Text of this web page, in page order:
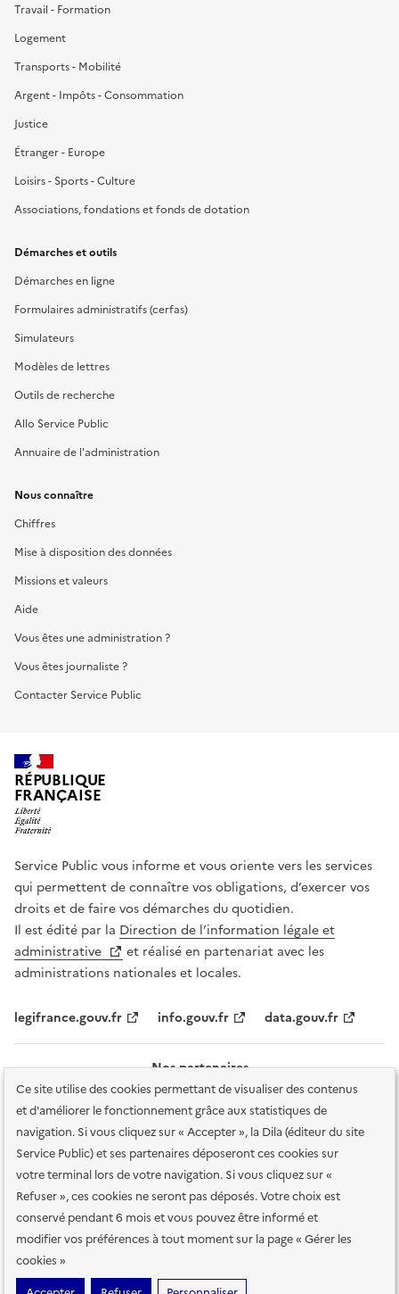
Ce site utilise des cookies permettant de visualiser des contenus
et d'améliorer le fonctionnement grâce aux statistiques de
navigation. Si vous cliquez sur « Accepter », la Dila (éditeur du site
Service Public) et ses partenaires déposeront ces cookies sur
votre terminal lors de votre navigation. Si vous cliquez sur «
Refuser », ces cookies ne seront pas déposés. Votre choix est
conservé pendant 6 mois et vous pouvez être informé et
modifier vos préférences à tout moment sur la page « Gérer les
cookies »
Travail - Formation
Logement
Transports - Mobilité
Argent - Impôts - Consommation
Justice
Étranger - Europe
Loisirs - Sports - Culture
Associations, fondations et fonds de dotation
Démarches et outils
Démarches en ligne
Formulaires administratifs (cerfas)
Simulateurs
Modèles de lettres
Outils de recherche
Allo Service Public
Annuaire de l'administration
Nous connaître
Chiffres
Mise à disposition des données
Missions et valeurs
Aide
Vous êtes une administration ?
Vous êtes journaliste ?
Contacter Service Public
RÉPUBLIQUE
FRANÇAISE
Service Public vous informe et vous oriente vers les services
qui permettent de connaître vos obligations, d’exercer vos
droits et de faire vos démarches du quotidien.
Il est édité par la Direction de l’information légale et
administrative
et réalisé en partenariat avec les
administrations nationales et locales.
legifrance.gouv.fr info.gouv.fr data.gouv.fr
Nos partenaires
Plan du site Accessibilité : totalement conforme
Accessibilité des
services en ligne Mentions légales Données personnelles et sécurité
Conditions générales d'utilisation Gestion des cookies
Sauf mention contraire, tous les contenus de ce site sont sous